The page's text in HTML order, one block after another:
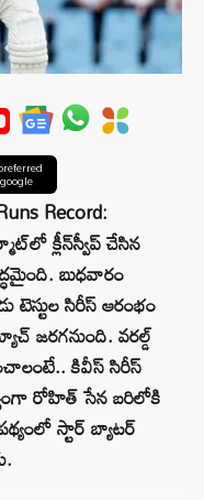
Record:
క్లీన్‌స్వీప్ చేసిన
బుధవారం
టెస్టుల సిరీస్‌ ఆరంభం
జరగనుంది. వరల్డ్
కివీస్ సిరీస్
రోహిత్ సేన బరిలోకి
స్టార్ బ్యాటర్